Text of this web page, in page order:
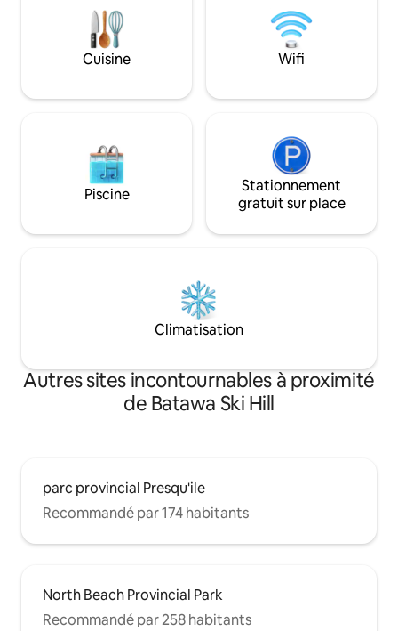
en vous promenant sur les sentiers de la
propriété ou profitez simplement de la
vue depuis chaque fenêtre.
de calcaire sur le lac
permis ST-2019-
Cuisine Wifi
Piscine
Stationnement
gratuit sur place
Climatisation
Autres sites incontournables à proximité
de Batawa Ski Hill
parc provincial Presqu'ile
Recommandé par 174 habitants
North Beach Provincial Park
Recommandé par 258 habitants